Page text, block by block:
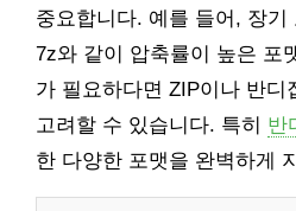
중요합니다. 예를 들어, 장기
7z와 같이 압축률이 높은 포
가 필요하다면 ZIP이나 반디
고려할 수 있습니다. 특히 반
한 다양한 포맷을 완벽하게